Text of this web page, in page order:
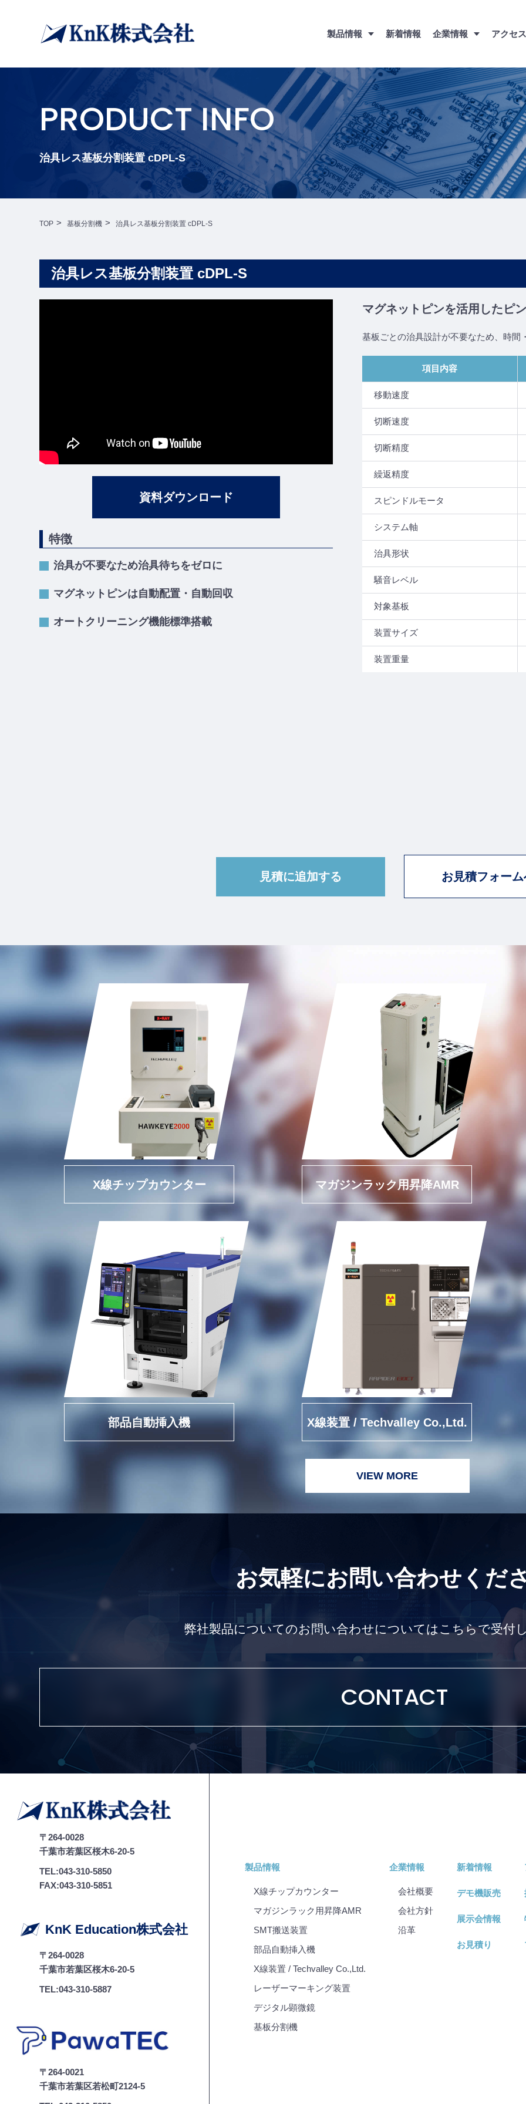
製品情報 新着情報 企業情報 アクセス
PRODUCT INFO
治具レス基板分割装置 cDPL-S
TOP 基板分割機 治具レス基板分割装置 cDPL-S
治具レス基板分割装置 cDPL-S
資料ダウンロード
特徴
治具が不要なため治具待ちをゼロに
マグネットピンは自動配置・自動回収
オートクリーニング機能標準搭載
マグネットピンを活用したピ
基板ごとの治具設計が不要なため、時間
項目内容
移動速度
切断速度
切断精度
繰返精度
スピンドルモータ
システム軸
治具形状
騒音レベル
対象基板
装置サイズ
装置重量
お見積フォー
X線チップカウンター マガジンラック用昇降AMR
部品自動挿入機 X線装置 / Techvalley Co.,Ltd.
基板分割機
VIEW MORE
お気軽にお問い合わせくだ
弊社製品についてのお問い合わせについては こちらで受付
CONTACT
〒264-0028
千葉市若葉区桜木6-20-5
TEL:043-310-5850
FAX:043-310-5851
KnK Education株式会社
〒264-0028
千葉市若葉区桜木6-20-5
TEL:043-310-5887
〒264-0021
千葉市若葉区若松町2124-5
製品情報
X線チップカウンター
マガジンラック用昇降AMR
SMT搬送装置
部品自動挿入機
X線装置 / Techvalley Co.,Ltd.
レーザーマーキング装置
デジタル顕微鏡
基板分割機
企業情報
会社概要
会社⽅針
沿⾰
新着情報
デモ機販売
展示会情報
お見積り